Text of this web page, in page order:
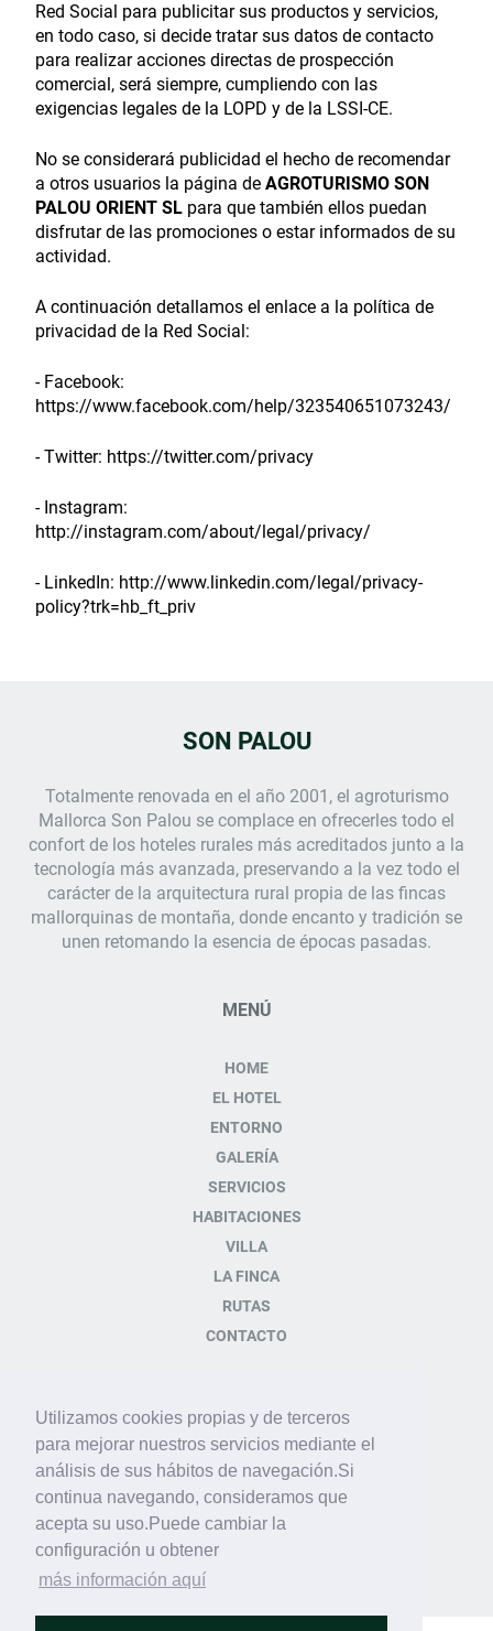
Utilizamos cookies propias y de terceros
para mejorar nuestros servicios mediante el
análisis de sus hábitos de navegación.Si
continua navegando, consideramos que
acepta su uso.Puede cambiar la
configuración u obtener
más información aquí
Red Social para publicitar sus productos y servicios,
en todo caso, si decide tratar sus datos de contacto
para realizar acciones directas de prospección
comercial, será siempre, cumpliendo con las
exigencias legales de la LOPD y de la LSSI-CE.
No se considerará publicidad el hecho de recomendar
a otros usuarios la página de AGROTURISMO SON
PALOU ORIENT SL para que también ellos puedan
disfrutar de las promociones o estar informados de su
actividad.
A continuación detallamos el enlace a la política de
privacidad de la Red Social:
- Facebook:
https://www.facebook.com/help/323540651073243/
- Twitter: https://twitter.com/privacy
- Instagram:
http://instagram.com/about/legal/privacy/
- LinkedIn: http://www.linkedin.com/legal/privacy-
policy?trk=hb_ft_priv
SON PALOU
Totalmente renovada en el año 2001, el agroturismo
Mallorca Son Palou se complace en ofrecerles todo el
confort de los hoteles rurales más acreditados junto a la
tecnología más avanzada, preservando a la vez todo el
carácter de la arquitectura rural propia de las fincas
mallorquinas de montaña, donde encanto y tradición se
unen retomando la esencia de épocas pasadas.
MENÚ
HOME
EL HOTEL
ENTORNO
GALERÍA
SERVICIOS
HABITACIONES
VILLA
LA FINCA
RUTAS
CONTACTO
Plaza de la Iglésia s/n
07349 Orient Baleares -
España
Tel.+34 971 14 82 82
info@sonpalou.com